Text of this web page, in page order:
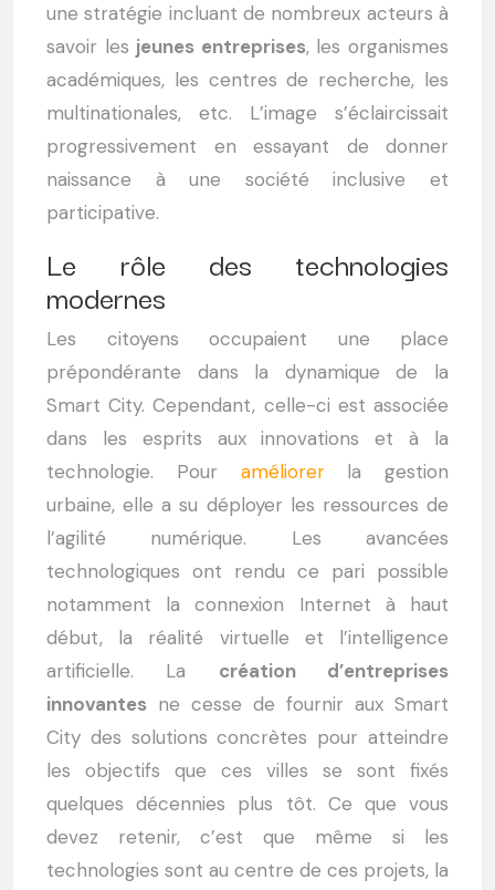
une stratégie incluant de nombreux acteurs à
savoir les jeunes entreprises, les organismes
académiques, les centres de recherche, les
multinationales, etc. L’image s’éclaircissait
progressivement en essayant de donner
naissance à une société inclusive et
participative.
Le rôle des technologies
modernes
Les citoyens occupaient une place
prépondérante dans la dynamique de la
Smart City. Cependant, celle-ci est associée
dans les esprits aux innovations et à la
technologie. Pour améliorerla gestion
urbaine, elle a su déployer les ressources de
l’agilité numérique. Les avancées
technologiques ont rendu ce pari possible
notamment la connexion Internet à haut
début, la réalité virtuelle et l’intelligence
artificielle. La création d’entreprises
innovantes ne cesse de fournir aux Smart
City des solutions concrètes pour atteindre
les objectifs que ces villes se sont fixés
quelques décennies plus tôt. Ce que vous
devez retenir, c’est que même si les
technologies sont au centre de ces projets, la